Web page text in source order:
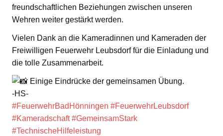
freundschaftlichen Beziehungen zwischen unseren
Wehren weiter gestärkt werden.
Vielen Dank an die Kameradinnen und Kameraden der
Freiwilligen Feuerwehr Leubsdorf für die Einladung und
die tolle Zusammenarbeit.
Einige Eindrücke der gemeinsamen Übung.
-HS-
#FeuerwehrBadHönningen #FeuerwehrLeubsdorf
#Kameradschaft #GemeinsamStark
#TechnischeHilfeleistung